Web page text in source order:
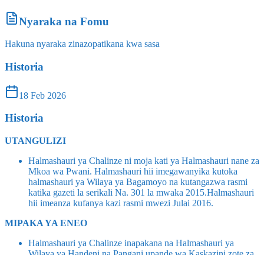
Nyaraka na Fomu
Hakuna nyaraka zinazopatikana kwa sasa
Historia
18 Feb 2026
Historia
UTANGULIZI
Halmashauri ya Chalinze ni moja kati ya Halmashauri nane za
Mkoa wa Pwani. Halmashauri hii imegawanyika kutoka
halmashauri ya Wilaya ya Bagamoyo na kutangazwa rasmi
katika gazeti la serikali Na. 301 la mwaka 2015.Halmashauri
hii imeanza kufanya kazi rasmi mwezi Julai 2016.
MIPAKA YA ENEO
Halmashauri ya Chalinze inapakana na Halmashauri ya